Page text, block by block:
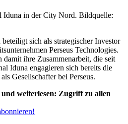
Iduna in der City Nord. Bildquelle:
sich als strategischer Investor
Perseus Technologies.
ihre Zusammenarbeit, die seit
Iduna engagieren sich bereits die
Gesellschafter bei Perseus.
weiterlesen: Zugriff zu allen